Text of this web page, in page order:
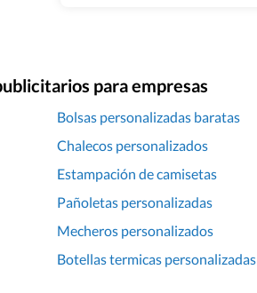
para empresas
Bolsas personalizadas baratas
Chalecos personalizados
Estampación de camisetas
Pañoletas personalizadas
Mecheros personalizados
Botellas termicas personalizadas